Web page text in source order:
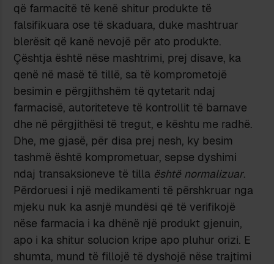
që farmacitë të kenë shitur produkte të
falsifikuara ose të skaduara, duke mashtruar
blerësit që kanë nevojë për ato produkte.
Çështja është nëse mashtrimi, prej disave, ka
qenë në masë të tillë, sa të komprometojë
besimin e përgjithshëm të qytetarit ndaj
farmacisë, autoriteteve të kontrollit të barnave
dhe në përgjithësi të tregut, e kështu me radhë.
Dhe, me gjasë, për disa prej nesh, ky besim
tashmë është komprometuar, sepse dyshimi
ndaj transaksioneve të tilla është normalizuar.
Përdoruesi i një medikamenti të përshkruar nga
mjeku nuk ka asnjë mundësi që të verifikojë
nëse farmacia i ka dhënë një produkt gjenuin,
apo i ka shitur solucion kripe apo pluhur orizi. E
shumta, mund të fillojë të dyshojë nëse trajtimi